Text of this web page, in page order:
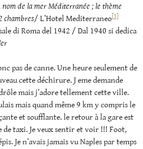
nom de la mer Méditerranée ; le thème
chambres/ L’Hotel Mediterraneo [3]
di Roma del 1942 / Dal 1940 si dedica
pas de canne. Une heure seulement de
cette déchirure. J eme demande
mais j’adore tellement cette ville.
mais quand même 9 km y compris le
et soufflante. le retour à la gare est
de taxi. Je veux sentir et voir !!! Foot,
Je n’avais jamais vu Naples par temps